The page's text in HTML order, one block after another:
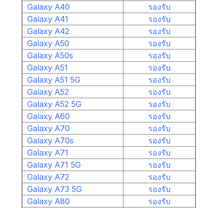
Galaxy A40
รองรับ
Galaxy A41
รองรับ
Galaxy A42
รองรับ
Galaxy A50
รองรับ
Galaxy A50s
รองรับ
Galaxy A51
รองรับ
Galaxy A51 5G
รองรับ
Galaxy A52
รองรับ
Galaxy A52 5G
รองรับ
Galaxy A60
รองรับ
Galaxy A70
รองรับ
Galaxy A70s
รองรับ
Galaxy A71
รองรับ
Galaxy A71 5G
รองรับ
Galaxy A72
รองรับ
Galaxy A73 5G
รองรับ
Galaxy A80
รองรับ